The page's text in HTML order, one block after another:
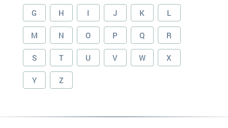
G H I J K L
M N O P Q R
S T U V W X
Y Z